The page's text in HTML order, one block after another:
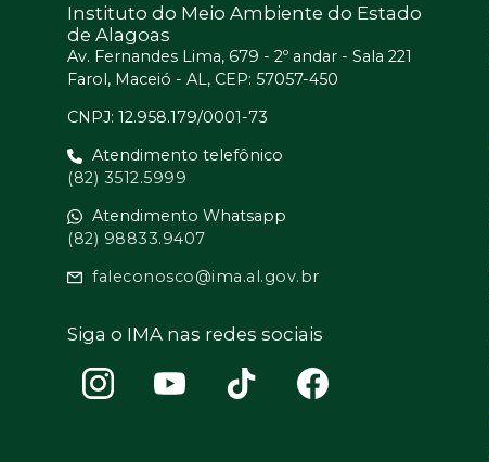
Instituto do Meio Ambiente do Estado
de Alagoas
Av. Fernandes Lima, 679 - 2º andar - Sala 221
Farol, Maceió - AL, CEP: 57057-450
CNPJ: 12.958.179/0001-73
Atendimento telefônico
(82) 3512.5999
Atendimento Whatsapp
(82) 98833.9407
faleconosco@ima.al.gov.br
Siga o IMA nas redes sociais